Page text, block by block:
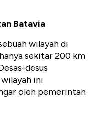
Batavia
wilayah di
sekitar 200 km
desus
ini
oleh pemerintah